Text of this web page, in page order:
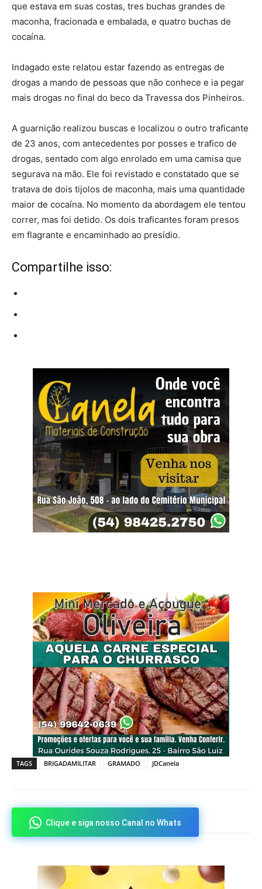
que estava em suas costas, tres buchas grandes de
maconha, fracionada e embalada, e quatro buchas de
cocaína.
Indagado este relatou estar fazendo as entregas de
drogas a mando de pessoas que não conhece e ia pegar
mais drogas no final do beco da Travessa dos Pinheiros.
A guarnição realizou buscas e localizou o outro traficante
de 23 anos, com antecedentes por posses e trafico de
drogas, sentado com algo enrolado em uma camisa que
segurava na mão. Ele foi revistado e constatado que se
tratava de dois tijolos de maconha, mais uma quantidade
maior de cocaína. No momento da abordagem ele tentou
correr, mas foi detido. Os dois traficantes foram presos
em flagrante e encaminhado ao presídio.
Compartilhe isso:
TAGS BRIGADAMILITAR GRAMADO JDCanela
Clique e siga nosso Canal no Whats